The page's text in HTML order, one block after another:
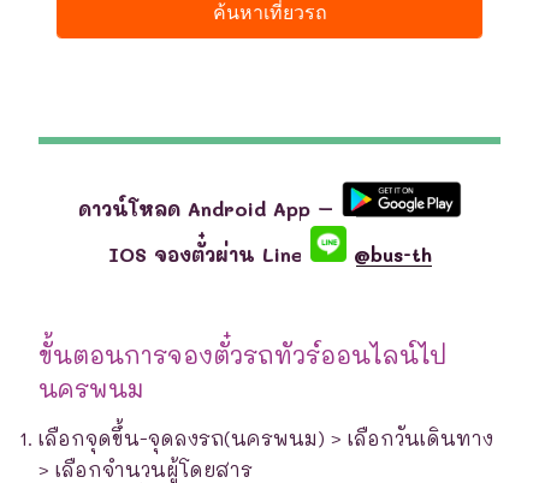
ดาวน์โหลด Android App –
IOS จองตั๋วผ่าน Line
@bus-th
ขั้นตอนการจองตั๋วรถทัวร์ออนไลน์ไป
นครพนม
เลือกจุดขึ้น-จุดลงรถ(นครพนม) > เลือกวันเดินทาง
> เลือกจำนวนผู้โดยสาร